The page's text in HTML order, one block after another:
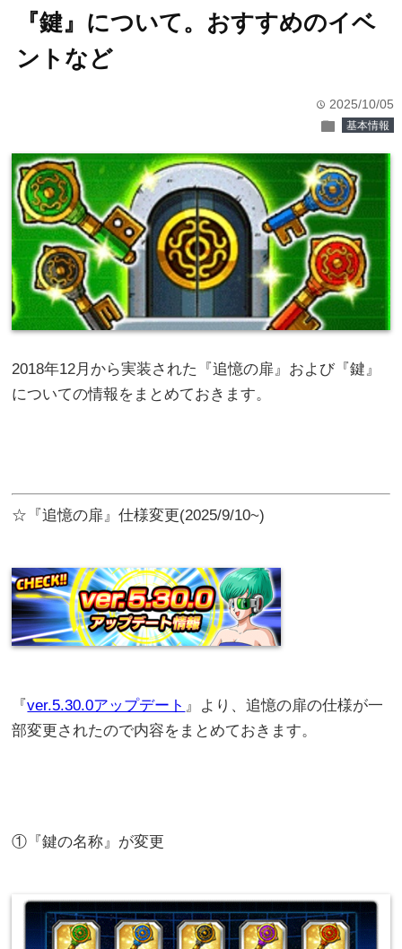
『鍵』について。おすすめのイベ
ントなど
time 2025/10/05
folder 基本情報
2018年12月から実装された『追憶の扉』および『鍵』
についての情報をまとめておきます。
☆『追憶の扉』仕様変更(2025/9/10~)
『ver.5.30.0アップデート 』より、追憶の扉の仕様が一
部変更されたので内容をまとめておきます。
①『鍵の名称』が変更